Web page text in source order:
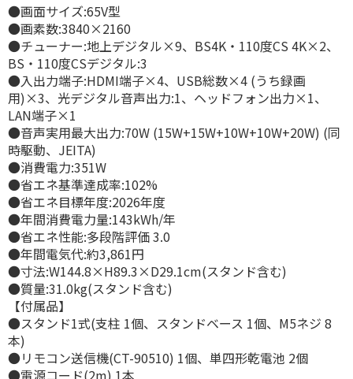
●画面サイズ:65V型
●画素数:3840×2160
●チューナー:地上デジタル×9、BS4K・110度CS 4K×2、
BS・110度CSデジタル:3
●入出力端子:HDMI端子×4、USB総数×4 (うち録画
用)×3、光デジタル音声出力:1、ヘッドフォン出力×1、
LAN端子×1
●音声実用最大出力:70W (15W+15W+10W+10W+20W) (同
時駆動、JEITA)
●消費電力:351W
●省エネ基準達成率:102%
●省エネ目標年度:2026年度
●年間消費電力量:143kWh/年
●省エネ性能:多段階評価 3.0
●年間電気代:約3,861円
●寸法:W144.8×H89.3×D29.1cm(スタンド含む)
●質量:31.0kg(スタンド含む)
【付属品】
●スタンド1式(支柱 1個、スタンドベース 1個、M5ネジ 8
本)
●リモコン送信機(CT-90510) 1個、単四形乾電池 2個
●電源コード(2m) 1本